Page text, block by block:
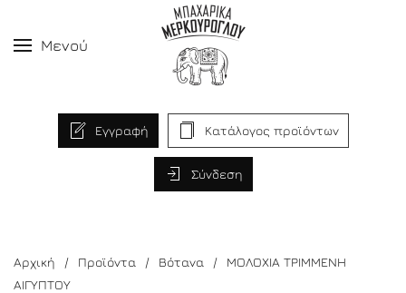
Μενού
Εγγραφή Κατάλογος προϊόντων
Σύνδεση
Αρχική Προϊόντα Βότανα
ΜΟΛΟΧΙΑ ΤΡΙΜΜΕΝΗ
ΑΙΓΥΠΤΟΥ